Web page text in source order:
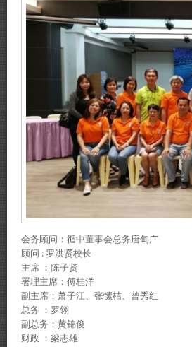
会务顾问：循中董事会总务唐甸广
顾问 : 罗洪贤校长
主席 ：陈子贤
署理主席：傅桂洋
副主席：萧子江、张愫桔、曾秀红
总务 ：罗翎
副总务：黄锦俊
财政 ：梁志雄